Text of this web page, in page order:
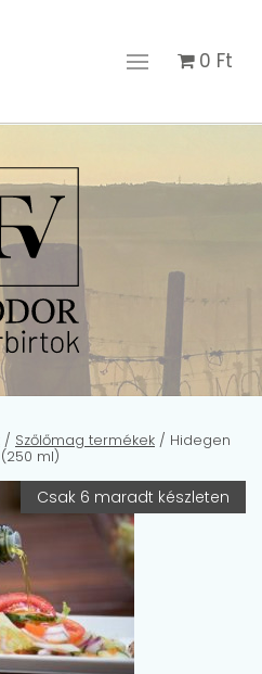
0 Ft
/ Szőlőmag termékek / Hidegen
ml)
Csak 6 maradt készleten